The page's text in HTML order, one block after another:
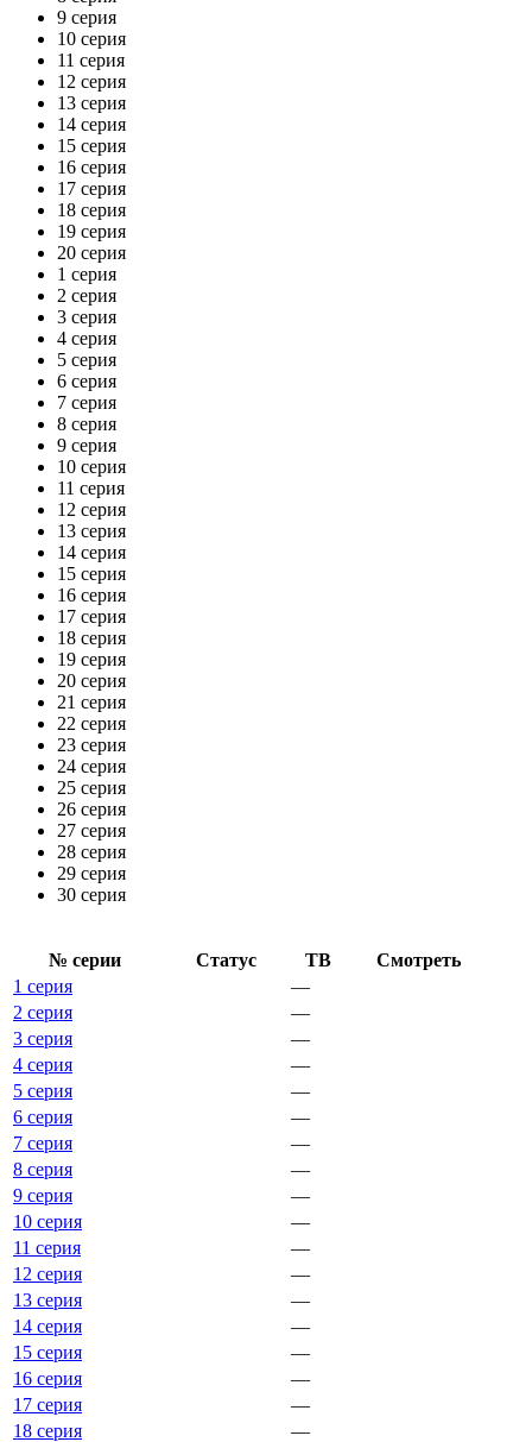
9 серия
10 серия
11 серия
12 серия
13 серия
14 серия
15 серия
16 серия
17 серия
18 серия
19 серия
20 серия
1 серия
2 серия
3 серия
4 серия
5 серия
6 серия
7 серия
8 серия
9 серия
10 серия
11 серия
12 серия
13 серия
14 серия
15 серия
16 серия
17 серия
18 серия
19 серия
20 серия
21 серия
22 серия
23 серия
24 серия
25 серия
26 серия
27 серия
28 серия
29 серия
30 серия
№ се­рии Ста­тус ТВ
Смот­реть
1 серия
—
2 серия
—
3 серия
—
4 серия
—
5 серия
—
6 серия
—
7 серия
—
8 серия
—
9 серия
—
10 серия
—
11 серия
—
12 серия
—
13 серия
—
14 серия
—
15 серия
—
16 серия
—
17 серия
—
18 серия
—